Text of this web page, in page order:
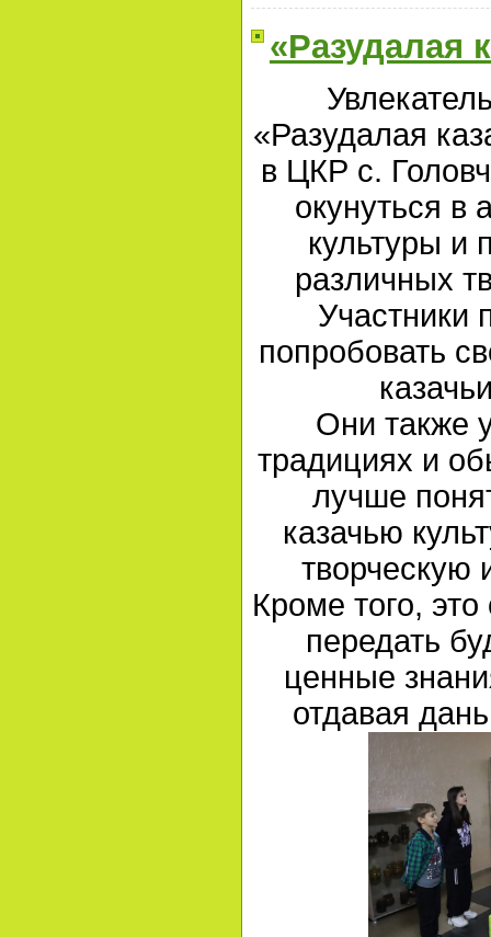
«Разудалая
«Разудалая
в ЦКР с.
окунуться в
культуры и
различных
Участники
попробовать
Они также
традициях и
лучше
казачью
творческую
Кроме того,
передать
ценные
отдавая